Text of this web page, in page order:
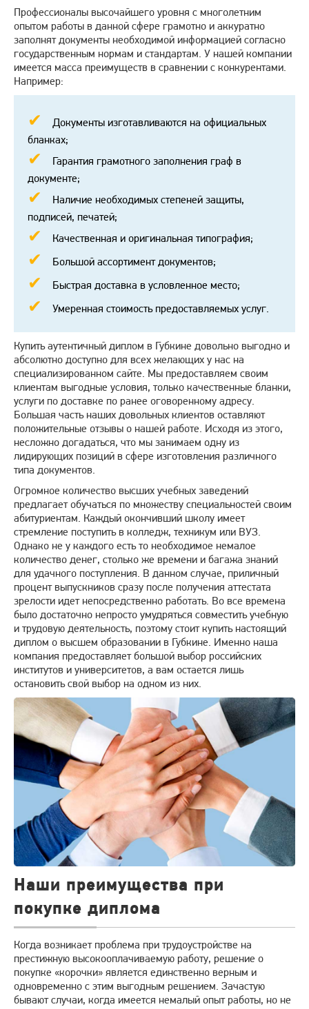
Профессионалы высочайшего уровня с многолетним
опытом работы в данной сфере грамотно и аккуратно
заполнят документы необходимой информацией согласно
государственным нормам и стандартам. У нашей компании
имеется масса преимуществ в сравнении с конкурентами.
Например:
Документы изготавливаются на официальных
бланках;
Гарантия грамотного заполнения граф в
документе;
Наличие необходимых степеней защиты,
подписей, печатей;
Качественная и оригинальная типография;
Большой ассортимент документов;
Быстрая доставка в условленное место;
Умеренная стоимость предоставляемых услуг.
Купить аутентичный диплом в Губкине довольно выгодно и
абсолютно доступно для всех желающих у нас на
специализированном сайте. Мы предоставляем своим
клиентам выгодные условия, только качественные бланки,
услуги по доставке по ранее оговоренному адресу.
Большая часть наших довольных клиентов оставляют
положительные отзывы о нашей работе. Исходя из этого,
несложно догадаться, что мы занимаем одну из
лидирующих позиций в сфере изготовления различного
типа документов.
Огромное количество высших учебных заведений
предлагает обучаться по множеству специальностей своим
абитуриентам. Каждый окончивший школу имеет
стремление поступить в колледж, техникум или ВУЗ.
Однако не у каждого есть то необходимое немалое
количество денег, столько же времени и багажа знаний
для удачного поступления. В данном случае, приличный
процент выпускников сразу после получения аттестата
зрелости идет непосредственно работать. Во все времена
было достаточно непросто умудряться совместить учебную
и трудовую деятельность, поэтому стоит купить настоящий
диплом о высшем образовании в Губкине. Именно наша
компания предоставляет большой выбор российских
институтов и университетов, а вам остается лишь
остановить свой выбор на одном из них.
Наши преимущества при
покупке диплома
Когда возникает проблема при трудоустройстве на
престижную высокооплачиваемую работу, решение о
покупке «корочки» является единственно верным и
одновременно с этим выгодным решением. Зачастую
бывают случаи, когда имеется немалый опыт работы, но не